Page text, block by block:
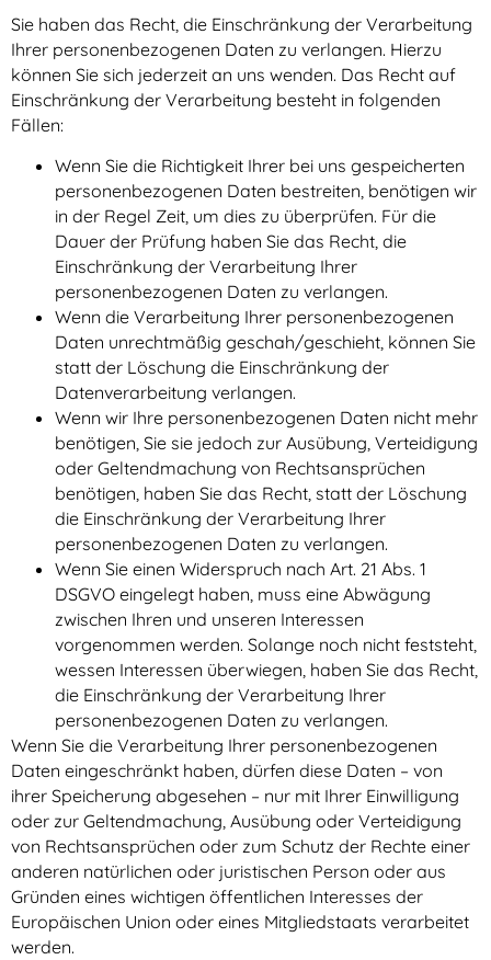
Sie haben das Recht, die Einschränkung der Verarbeitung
Ihrer personenbezogenen Daten zu verlangen. Hierzu
können Sie sich jederzeit an uns wenden. Das Recht auf
Einschränkung der Verarbeitung besteht in folgenden
Fällen:
Wenn Sie die Richtigkeit Ihrer bei uns gespeicherten
personenbezogenen Daten bestreiten, benötigen wir
in der Regel Zeit, um dies zu überprüfen. Für die
Dauer der Prüfung haben Sie das Recht, die
Einschränkung der Verarbeitung Ihrer
personenbezogenen Daten zu verlangen.
Wenn die Verarbeitung Ihrer personenbezogenen
Daten unrechtmäßig geschah/geschieht, können Sie
statt der Löschung die Einschränkung der
Datenverarbeitung verlangen.
Wenn wir Ihre personenbezogenen Daten nicht mehr
benötigen, Sie sie jedoch zur Ausübung, Verteidigung
oder Geltendmachung von Rechtsansprüchen
benötigen, haben Sie das Recht, statt der Löschung
die Einschränkung der Verarbeitung Ihrer
personenbezogenen Daten zu verlangen.
Wenn Sie einen Widerspruch nach Art. 21 Abs. 1
DSGVO eingelegt haben, muss eine Abwägung
zwischen Ihren und unseren Interessen
vorgenommen werden. Solange noch nicht feststeht,
wessen Interessen überwiegen, haben Sie das Recht,
die Einschränkung der Verarbeitung Ihrer
personenbezogenen Daten zu verlangen.
Wenn Sie die Verarbeitung Ihrer personenbezogenen
Daten eingeschränkt haben, dürfen diese Daten – von
ihrer Speicherung abgesehen – nur mit Ihrer Einwilligung
oder zur Geltendmachung, Ausübung oder Verteidigung
von Rechtsansprüchen oder zum Schutz der Rechte einer
anderen natürlichen oder juristischen Person oder aus
Gründen eines wichtigen öffentlichen Interesses der
Europäischen Union oder eines Mitgliedstaats verarbeitet
werden.